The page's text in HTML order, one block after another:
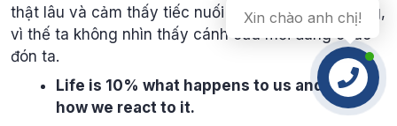
thật lâu và cảm thấy tiếc nuối về cánh cửa đã đóng,
vì thế ta không nhìn thấy cánh cửa mới đang chào
đón ta.
Life is 10% what happens to us and 90%
how we react to it.